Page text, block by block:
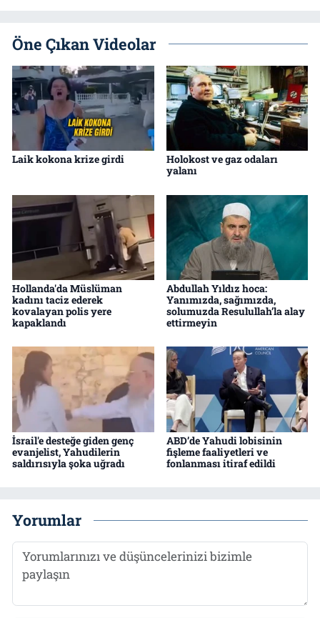
Öne Çıkan Videolar
Laik kokona krize girdi
Holokost ve gaz odaları
yalanı
Hollanda'da Müslüman
kadını taciz ederek
kovalayan polis yere
kapaklandı
Abdullah Yıldız hoca:
Yanımızda, sağımızda,
solumuzda Resulullah’la alay
ettirmeyin
İsrail'e desteğe giden genç
evanjelist, Yahudilerin
saldırısıyla şoka uğradı
ABD’de Yahudi lobisinin
fişleme faaliyetleri ve
fonlanması itiraf edildi
Yorumlar